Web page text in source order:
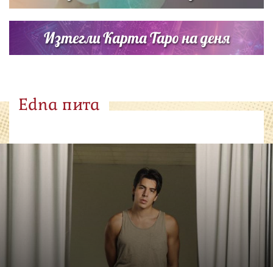
Изтегли Карта Таро на деня
Edna пита